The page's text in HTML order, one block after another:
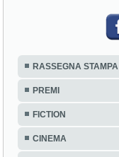
RASSEGNA STAMPA
PREMI
FICTION
CINEMA